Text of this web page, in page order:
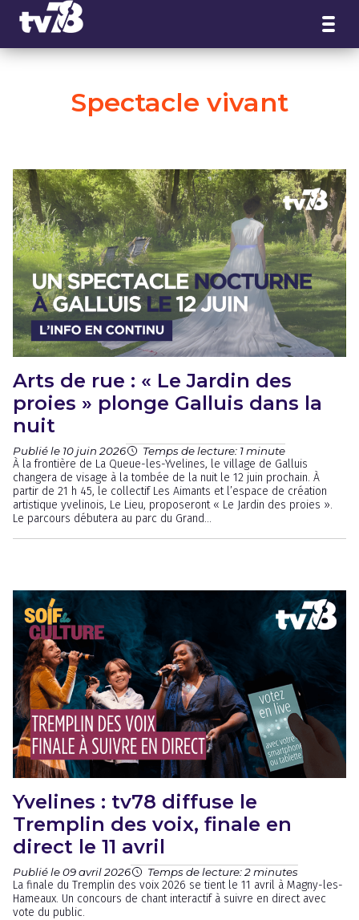
Spectacle vivant
Arts de rue : « Le Jardin des
proies » plonge Galluis dans la
nuit
Publié le 10 juin 2026 Temps de lecture: 1 minute
À la frontière de La Queue-les-Yvelines, le village de Galluis
changera de visage à la tombée de la nuit le 12 juin prochain. À
partir de 21 h 45, le collectif Les Aimants et l’espace de création
artistique yvelinois, Le Lieu, proposeront « Le Jardin des proies ».
Le parcours débutera au parc du Grand...
Yvelines : tv78 diffuse le
Tremplin des voix, finale en
direct le 11 avril
Publié le 09 avril 2026 Temps de lecture: 2 minutes
La finale du Tremplin des voix 2026 se tient le 11 avril à Magny-les-
Hameaux. Un concours de chant interactif à suivre en direct avec
vote du public.
Panneau de gestion des cookies